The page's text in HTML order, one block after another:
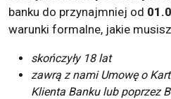
banku do przynajmniej od
warunki formalne, jakie
skończyły 18 lat
zawrą z nami Umowę o
Klienta Banku lub poprzez